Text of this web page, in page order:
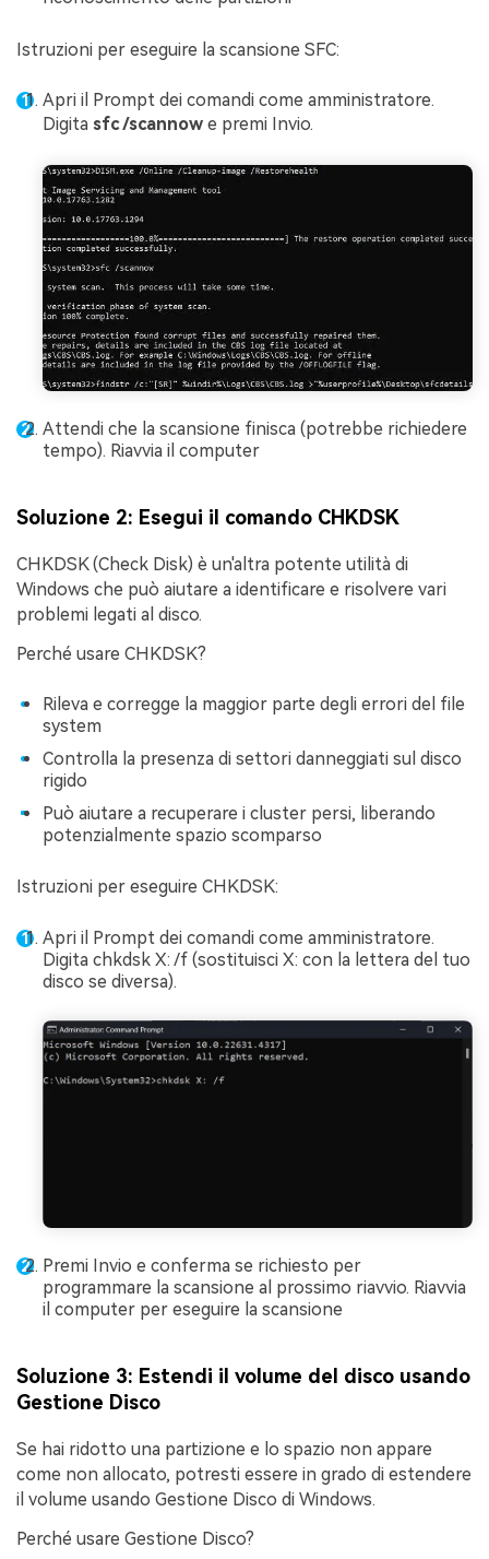
Istruzioni per eseguire la scansione SFC:
Apri il Prompt dei comandi come amministratore.
Digita sfc /scannow e premi Invio.
Attendi che la scansione finisca (potrebbe richiedere
tempo). Riavvia il computer
Soluzione 2: Esegui il comando CHKDSK
CHKDSK (Check Disk) è un'altra potente utilità di
Windows che può aiutare a identificare e risolvere vari
problemi legati al disco.
Perché usare CHKDSK?
Rileva e corregge la maggior parte degli errori del file
system
Controlla la presenza di settori danneggiati sul disco
rigido
Può aiutare a recuperare i cluster persi, liberando
potenzialmente spazio scomparso
Istruzioni per eseguire CHKDSK:
Apri il Prompt dei comandi come amministratore.
Digita chkdsk X: /f (sostituisci X: con la lettera del tuo
disco se diversa).
Premi Invio e conferma se richiesto per
programmare la scansione al prossimo riavvio. Riavvia
il computer per eseguire la scansione
Soluzione 3: Estendi il volume del disco usando
Gestione Disco
Se hai ridotto una partizione e lo spazio non appare
come non allocato, potresti essere in grado di estendere
il volume usando Gestione Disco di Windows.
Perché usare Gestione Disco?